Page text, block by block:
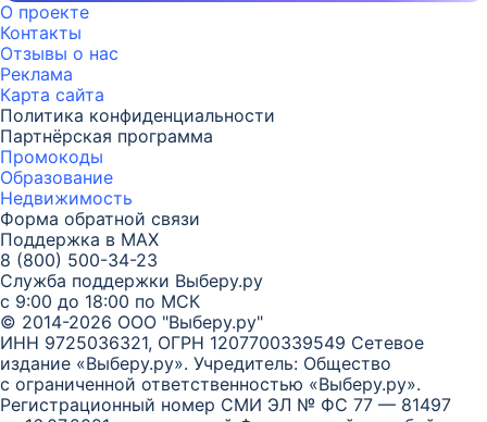
О проекте
Контакты
Отзывы о нас
Реклама
Карта сайта
Политика конфиденциальности
Партнёрская программа
Промокоды
Образование
Недвижимость
Форма обратной связи
Поддержка в MAX
8 (800) 500-34-23
Служба поддержки Выберу.ру
с 9:00 до 18:00 по МСК
© 2014-2026 ООО "Выберу.ру"
ИНН 9725036321, ОГРН 1207700339549 Сетевое
издание «Выберу.ру». Учредитель: Общество
с ограниченной ответственностью «Выберу.ру».
Регистрационный номер СМИ ЭЛ № ФС 77 — 81497